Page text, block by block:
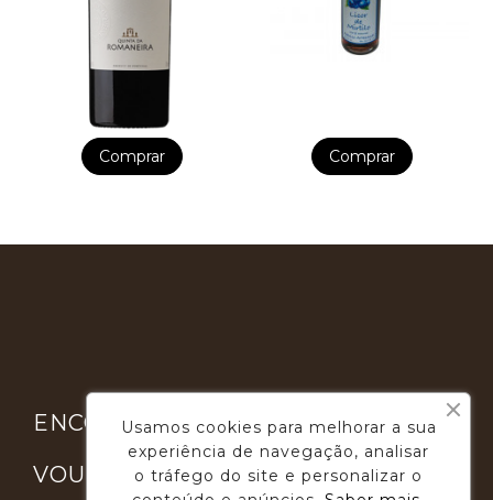
Comprar Comprar
ENCONTRE-NOS 
VOUGA GOURMET
Usamos cookies para melhorar a sua
experiência de navegação, analisar
o tráfego do site e personalizar o